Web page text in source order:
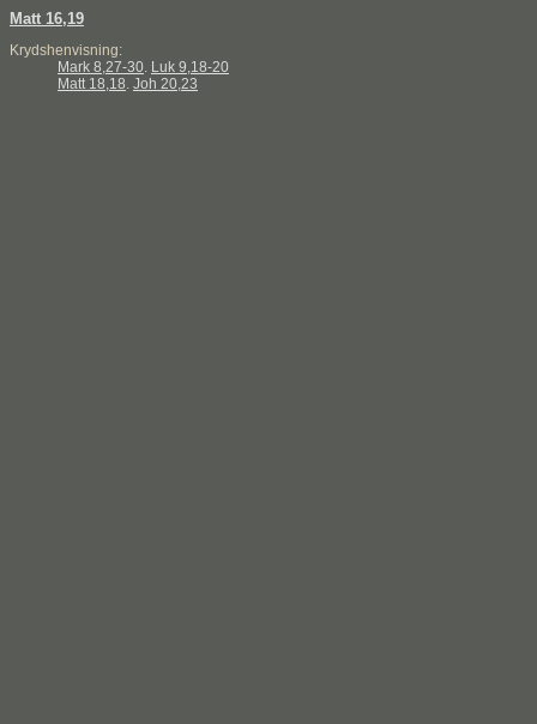
Matt 16,19
Krydshenvisning:
Mark 8,27-30. Luk 9,18-20
Matt 18,18. Joh 20,23